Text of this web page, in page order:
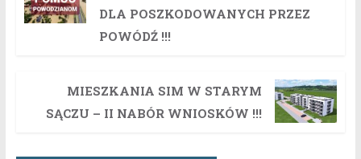
DLA POSZKODOWANYCH PRZEZ
POWÓDŹ !!!
MIESZKANIA SIM W STARYM
SĄCZU – II NABÓR WNIOSKÓW !!!